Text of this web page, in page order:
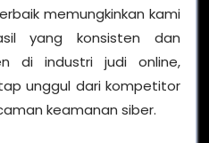
memungkinkan kami
yang konsisten dan
di industri judi online,
unggul dari kompetitor
keamanan siber.